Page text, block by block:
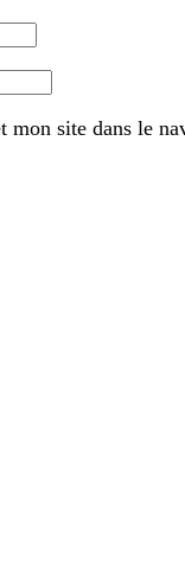
site dans le